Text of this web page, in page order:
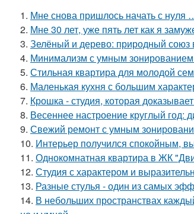
1. Мне снова пришлось начать с нуля
2. Мне 30 лет, уже пять лет как я
3. Зелёный и дерево: природный союз
4. Минимализм с умным
5. Стильная квартира для молодой
6. Маленькая кухня с большим
7. Крошка - студия, которая
8. Весеннее настроение круглый год:
9. Свежий ремонт с умным
10. Интерьер получился спокойным,
11. Однокомнатная квартира в ЖК
12. Студия с характером и
13. Разные стулья - один из самых
14. В небольших пространствах